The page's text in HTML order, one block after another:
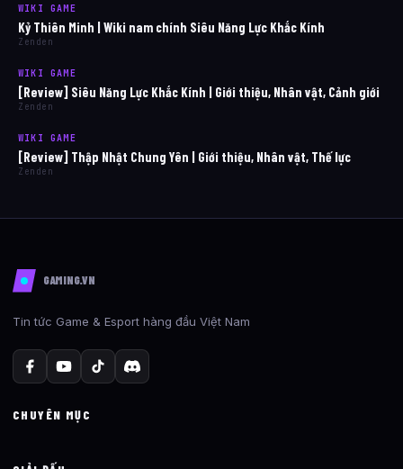
WIKI GAME
Kỷ Thiên Minh | Wiki nam chính Siêu Năng Lực Khắc Kính
Zenden
WIKI GAME
[Review] Siêu Năng Lực Khắc Kính | Giới thiệu, Nhân vật, Cảnh giới
Zenden
WIKI GAME
[Review] Thập Nhật Chung Yên | Giới thiệu, Nhân vật, Thế lực
Zenden
GAMING.VN
Tin tức Game & Esport hàng đầu Việt Nam
CHUYÊN MỤC